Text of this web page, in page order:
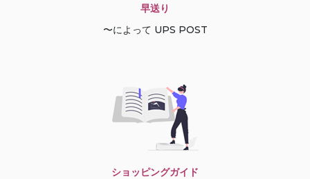
早送り
〜によって UPS POST
ショッピングガイド